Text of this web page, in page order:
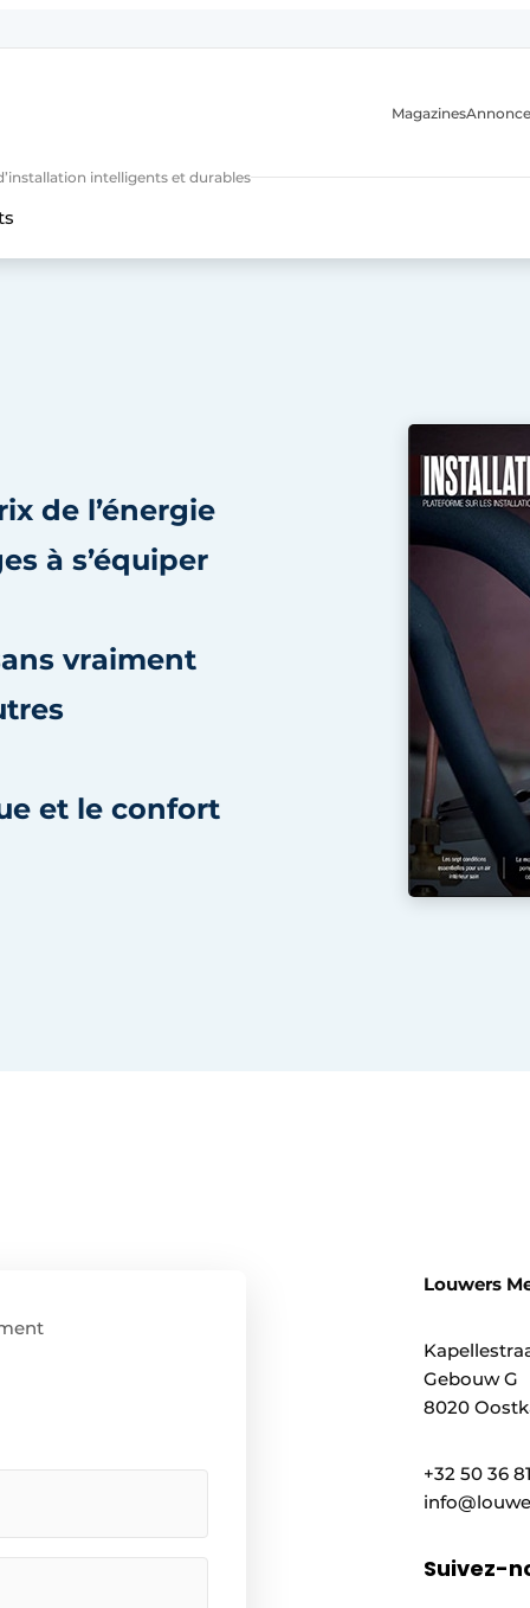
intelligents et durables
Magazines
de l’énergie
à s’équiper
vraiment
et le confort
Louwers
Gebouw G
8020
+32 50 36
Suivez-